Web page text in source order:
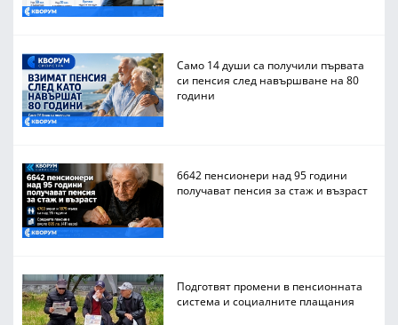
Само 14 души са получили първата
си пенсия след навършване на 80
години
6642 пенсионери над 95 години
получават пенсия за стаж и възраст
Подготвят промени в пенсионната
система и социалните плащания